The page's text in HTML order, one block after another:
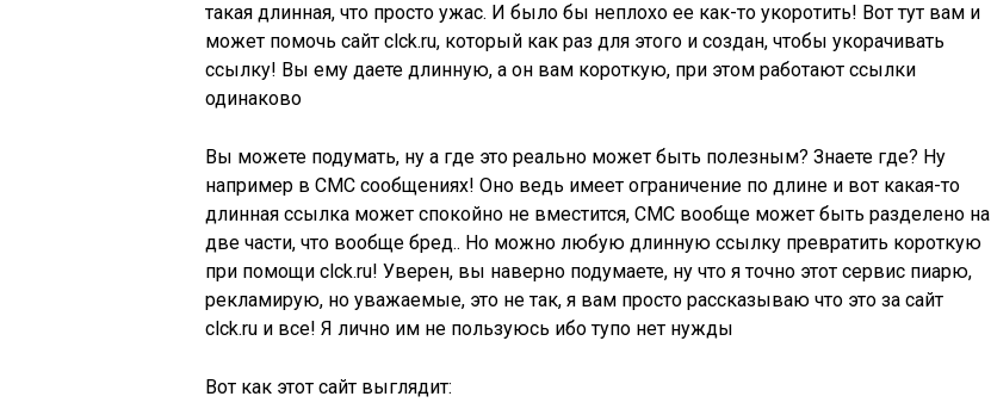
такая длинная, что просто ужас. И было бы неплохо ее как-то укоротить! Вот тут вам и
может помочь сайт clck.ru, который как раз для этого и создан, чтобы укорачивать
ссылку! Вы ему даете длинную, а он вам короткую, при этом работают ссылки
одинаково
Вы можете подумать, ну а где это реально может быть полезным? Знаете где? Ну
например в СМС сообщениях! Оно ведь имеет ограничение по длине и вот какая-то
длинная ссылка может спокойно не вместится, СМС вообще может быть разделено на
две части, что вообще бред.. Но можно любую длинную ссылку превратить короткую
при помощи clck.ru! Уверен, вы наверно подумаете, ну что я точно этот сервис пиарю,
рекламирую, но уважаемые, это не так, я вам просто рассказываю что это за сайт
clck.ru и все! Я лично им не пользуюсь ибо тупо нет нужды
Вот как этот сайт выглядит: